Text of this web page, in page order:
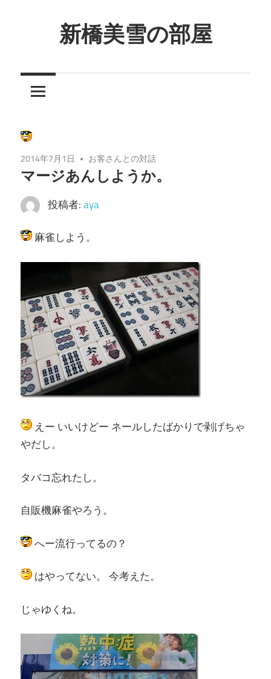
ツ
キ
プ
新橋美雪の部屋
ん
と
し
た
癒
し
の
空
2014年7月1日 お客さんとの対話
マージあんしようか。
投稿者:aya
麻雀しよう。
えー いいけどー ネールしたばかりで剥げちゃ
やだし。
タバコ忘れたし。
自販機麻雀やろう。
へー流行ってるの？
はやってない。 今考えた。
じゃゆくね。